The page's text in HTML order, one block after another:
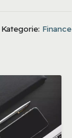
Kategorie: Finance